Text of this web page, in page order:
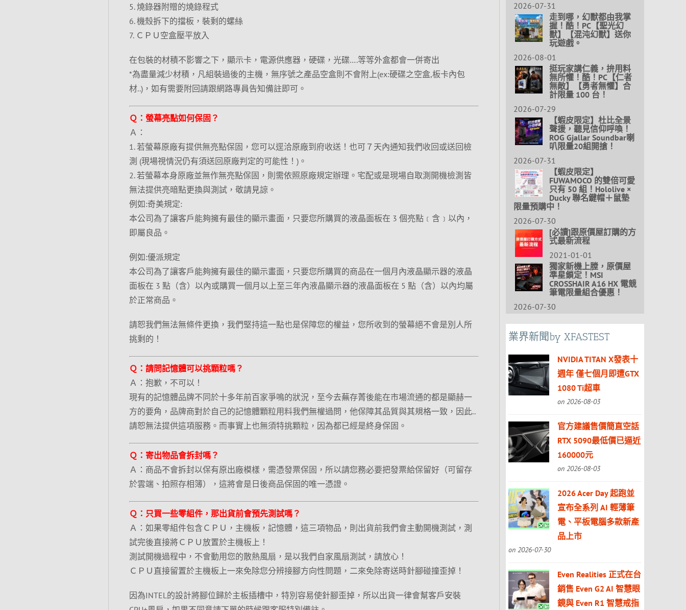
5. 燒錄器附贈的燒錄程式
6. 機殼拆下的擋板，裝剩的螺絲
7. ＣＰＵ空盒壓平放入
在包裝的材積不影響之下，顯示卡，電源供應器，硬碟，光碟….等等外盒都會一併寄出
*為盡量減少材積，凡組裝過後的主機，無序號之產品空盒則不會附上(ex:硬碟之空盒,板卡內包
材..)，如有需要附回請跟網路專員告知備註即可。
Ｑ：螢幕亮點如何保固？
Ａ：
1. 若螢幕原廠有提供無亮點保固，您可以逕洽原廠到府收送！也可７天內通知我們收回或送回檢
測 (現場視情況仍有須送回原廠判定的可能性！)。
2. 若螢幕本身原廠並無作無亮點保固，則需依照原廠規定辦理。宅配或是現場自取測開機檢測皆
無法提供亮暗點更換與測試，敬請見諒。
例如:奇美規定:
本公司為了讓客戶能夠擁有最佳的顯示畫面，只要您所購買的液晶面板在 3 個亮點﹝含﹞以內，
即屬良品。
例如:優派規定
本公司為了讓客戶能夠擁有最佳的顯示畫面，只要您所購買的商品在一個月內液晶顯示器的液晶
面板在 3 點（含）以內或購買一個月以上至三年內液晶顯示器的液晶面板在 5 點（含）以內均屬
於正常商品。
請恕我們無法無條件更換，我們堅持這一點也是保障您的權益，您所收到的螢幕絕不會是別人所
挑剩的！
Ｑ：請問記憶體可以挑顆粒嗎？
Ａ：抱歉，不可以！
現有的記憶體品牌不同於十多年前百家爭鳴的狀況，至今去蕪存菁後能在市場流通的都是顯赫一
方的要角，品牌商對於自己的記憶體顆粒用料我們無權過問，他保障其品質與其規格一致，因此..
請恕無法提供這項服務。而事實上也無須特挑顆粒，因為都已經是終身保固。
Ｑ：寄出物品會拆封嗎？
Ａ：商品不會拆封以保有原出廠模樣，需憑發票保固，所以請您務必要把發票給保留好（可留存
於雲端、拍照存相簿），這將會是日後商品保固的唯一憑證。
Ｑ：只買一些零組件，那出貨前會預先測試嗎？
Ａ：如果零組件包含ＣＰＵ，主機板，記憶體，這三項物品，則出貨前我們會主動開機測試，測
試完後直接將ＣＰＵ放置於主機板上！
測試開機過程中，不會動用您的散熱風扇，是以我們自家風扇測試，請放心！
ＣＰＵ直接留置於主機板上一來免除您分辨接腳方向性問題，二來免除寄送時針腳碰撞歪掉！
因為INTEL的設計將腳位歸於主板插槽中，特別容易使針腳歪掉，所以出貨一律會幫客戶安裝
2026-07-31
走到哪，幻獸都由我掌
握！酷！PC【聖光幻
獸】【混沌幻獸】送你
玩遊戲。
2026-08-01
挺玩家講仁義，拚用料
無所懼！酷！PC【仁者
無敵】【勇者無懼】合
計限量 100 台！
2026-07-29
【蝦皮限定】杜比全景
聲援，聽見信仰呼喚！
ROG Gjallar Soundbar喇
叭限量20組開搶！
2026-07-31
【蝦皮限定】
FUWAMOCO 的雙倍可愛
只有 50 組！Hololive ×
Ducky 聯名鍵帽＋鼠墊
限量預購中！
2026-07-30
[必讀]跟原價屋訂購的方
式最新流程
2021-01-01
獨家新機上膛，原價屋
準星鎖定！MSI
CROSSHAIR A16 HX 電競
筆電限量組合優惠！
2026-07-30
業界新聞by XFASTEST
NVIDIA TITAN X發表十
週年 僅七個月即遭GTX
1080 Ti超車
on 2026-08-03
官方建議售價簡直空話
RTX 5090最低價已逼近
160000元
on 2026-08-03
2026 Acer Day 起跑並
宣布全系列 AI 輕薄筆
電、平板電腦多款新產
品上市
on 2026-07-30
Even Realities 正式在台
銷售 Even G2 AI 智慧眼
鏡與 Even R1 智慧戒指